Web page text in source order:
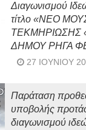
Διαγωνισμού
τίτλο «ΝΕΟ
ΤΕΚΜΗΡΙΩΣΗΣ
ΔΗΜΟΥ ΡΗΓΑ
27 ΙΟΥΝΊΟΥ
Παράταση
υποβολής
διαγωνισμού